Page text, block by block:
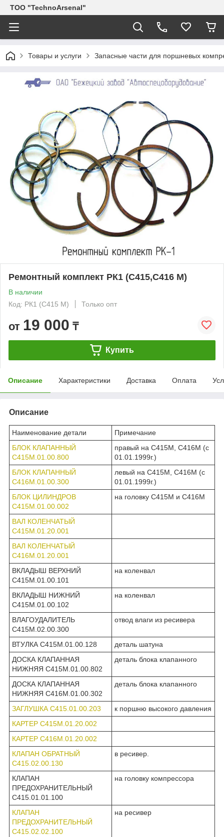
ТОО "TechnoArsenal"
Товары и услуги Запасные части для поршневых
Ремонтный комплект РК1 (С415,С416 М)
В наличии
Код: РК1 (С415 М)
Только опт
от 19 000 ₸
Купить
Описание Характеристики Доставка Оплата
Описание
Наименование детали
Примечание
БЛОК КЛАПАННЫЙ
С415М.01.00.800
правый на С415М, С416М (с
01.01.1999г.)
БЛОК КЛАПАННЫЙ
С416М.01.00.300
левый на С415М, С416М (с
01.01.1999г.)
БЛОК ЦИЛИНДРОВ
С415М.01.00.002
на головку С415М и С416М
ВАЛ КОЛЕНЧАТЫЙ
С415М.01.20.001
ВАЛ КОЛЕНЧАТЫЙ
С416М.01.20.001
ВКЛАДЫШ ВЕРХНИЙ
С415М.01.00.101
на коленвал
ВКЛАДЫШ НИЖНИЙ
С415М.01.00.102
на коленвал
ВЛАГОУДАЛИТЕЛЬ
С415М.02.00.300
отвод влаги из ресивера
ВТУЛКА С415М.01.00.128
деталь шатуна
ДОСКА КЛАПАННАЯ
НИЖНЯЯ С415М.01.00.802
деталь блока клапанного
ДОСКА КЛАПАННАЯ
НИЖНЯЯ С416М.01.00.302
деталь блока клапанного
ЗАГЛУШКА С415.01.00.203
к поршню высокого давления
КАРТЕР С415М.01.20.002
КАРТЕР С416М.01.20.002
КЛАПАН ОБРАТНЫЙ
С415.02.00.130
в ресивер.
КЛАПАН
ПРЕДОХРАНИТЕЛЬНЫЙ
С415.01.01.100
на головку компрессора
КЛАПАН
ПРЕДОХРАНИТЕЛЬНЫЙ
С415.02.02.100
на ресивер